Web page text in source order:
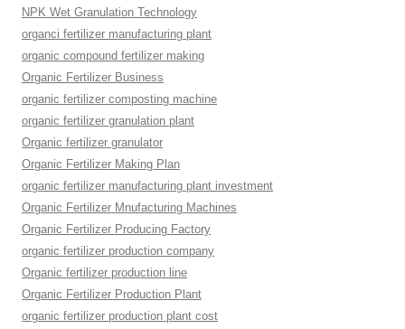
NPK Wet Granulation Technology
organci fertilizer manufacturing plant
organic compound fertilizer making
Organic Fertilizer Business
organic fertilizer composting machine
organic fertilizer granulation plant
Organic fertilizer granulator
Organic Fertilizer Making Plan
organic fertilizer manufacturing plant investment
Organic Fertilizer Mnufacturing Machines
Organic Fertilizer Producing Factory
organic fertilizer production company
Organic fertilizer production line
Organic Fertilizer Production Plant
organic fertilizer production plant cost